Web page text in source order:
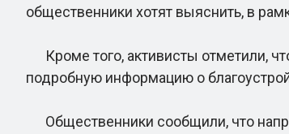
общественники хотят выяснить, в
Кроме того, активисты отметили,
подробную информацию о
Общественники сообщили, что